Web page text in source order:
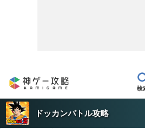
ドッカンバトル攻略